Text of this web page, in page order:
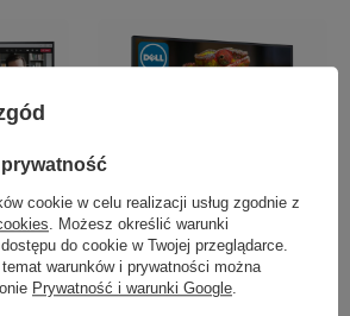
A Dell P2723D 27" B
913,00 zł / szt.
prywatność
cookie w celu realizacji usług zgodnie z
. Możesz określić warunki
do cookie w Twojej przeglądarce.
warunków i prywatności można
Prywatność i warunki Google